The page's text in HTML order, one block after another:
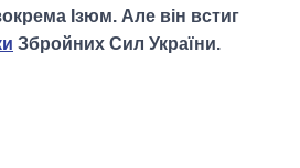
Ізюм. Але він встиг
Збройних Сил України.